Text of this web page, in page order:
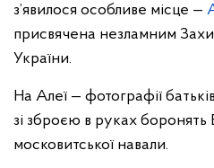
з’явилося особливе місце —
присвячена незламним
України.
На Алеї — фотографії
зі зброєю в руках боронять
московитської навали.